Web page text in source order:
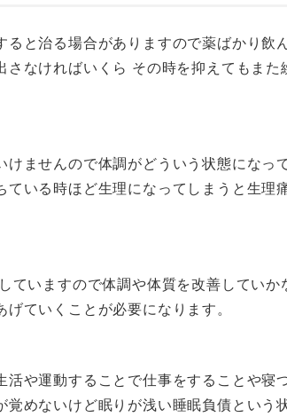
と治る場合がありますので薬ばかり飲
なければいくら その時を抑えてもまた
ませんので体調がどういう状態になっ
いる時ほど生理になってしまうと生理
ていますので体調や体質を改善していか
ていくことが必要になります。
や運動することで仕事をすることや寝
めないけど眠りが浅い睡眠負債という